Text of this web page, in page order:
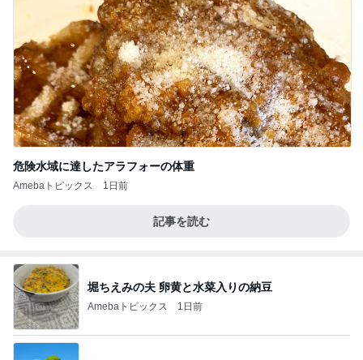
危険水域に達したアラフォーの体重
Amebaトピックス 1日前
記事を読む
堀ちえみの夫 卵黄と水菜入りの納豆
Amebaトピックス 1日前